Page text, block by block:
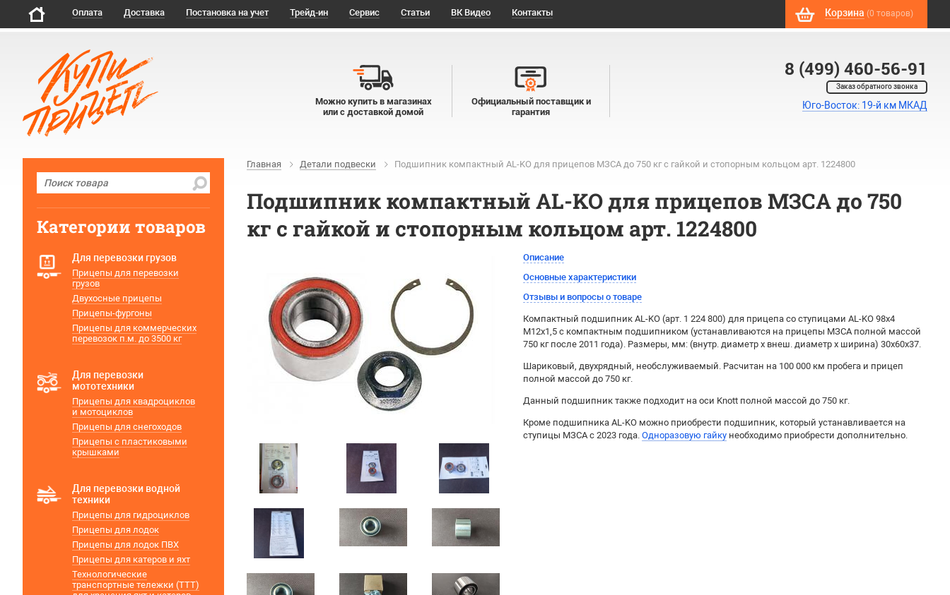
Оплата Доставка Постановка на учет Трейд-ин Сервис Статьи ВК Видео Контакты Корзина (0 товаров)
8 (499) 460-56-91
Заказ обратного звонка
Юго-Восток: 19-й км МКАД
Можно купить в магазинах
или с доставкой домой
Официальный поставщик и
гарантия
Главная Детали подвески Подшипник компактный AL-KO для прицепов МЗСА до 750 кг с гайкой и стопорным кольцом арт. 1224800
Подшипник компактный AL-KO для прицепов МЗСА до 750
кг с гайкой и стопорным кольцом арт. 1224800
Описание
Основные характеристики
Отзывы и вопросы о товаре
Компактный подшипник AL-KO (арт. 1 224 800) для прицепа со ступицами AL-KO 98x4
M12x1,5 с компактным подшипником (устанавливаются на прицепы МЗСА полной массой
750 кг после 2011 года). Размеры, мм: (внутр. диаметр х внеш. диаметр х ширина) 30х60х37.
Шариковый, двухрядный, необслуживаемый. Расчитан на 100 000 км пробега и прицеп
полной массой до 750 кг.
Данный подшипник также подходит на оси Knott полной массой до 750 кг.
Кроме подшипника AL-KO можно приобрести подшипник, который устанавливается на
ступицы МЗСА с 2023 года. Одноразовую гайку необходимо приобрести дополнительно.
Категории товаров
Для перевозки грузов
Прицепы для перевозки
грузов
Двухосные прицепы
Прицепы-фургоны
Прицепы для коммерческих
перевозок п.м. до 3500 кг
Для перевозки
мототехники
Прицепы для квадроциклов
и мотоциклов
Прицепы для снегоходов
Прицепы с пластиковыми
крышками
Для перевозки водной
техники
Прицепы для гидроциклов
Прицепы для лодок
Прицепы для лодок ПВХ
Прицепы для катеров и яхт
Технологические
транспортные тележки (ТТТ)